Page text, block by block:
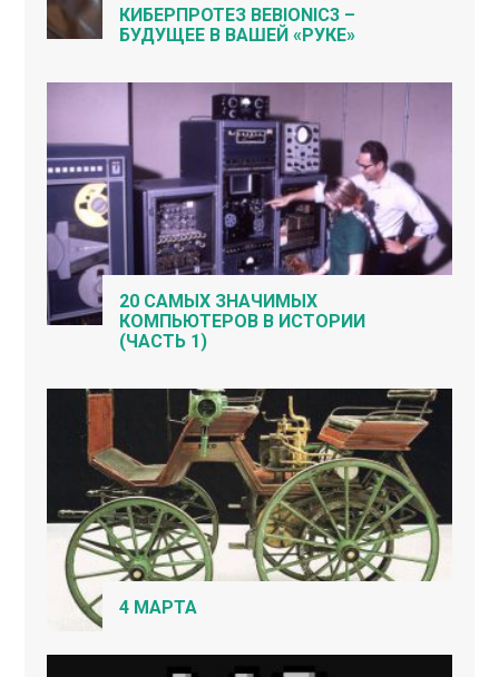
КИБЕРПРОТЕЗ BEBIONIC3 –
БУДУЩЕЕ В ВАШЕЙ «РУКЕ»
20 САМЫХ ЗНАЧИМЫХ
КОМПЬЮТЕРОВ В ИСТОРИИ
(ЧАСТЬ 1)
4 МАРТА